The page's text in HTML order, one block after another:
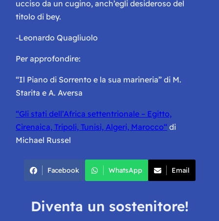
ucciso da un cugino, anch’egli desideroso del
titolo di bey.
-Leonardo Quagliuolo
Per approfondire:
“Il Piano di Sorrento e la sua marineria” di M.
Starita e A. Aversa
“Gli stati dell’Africa settentrionale – Egitto,
Cirenaica, Tripoli, Tunisi, Algeri, Marocco“ di
Michael Russel
Facebook WhatsApp Email
Diventa un sostenitore!